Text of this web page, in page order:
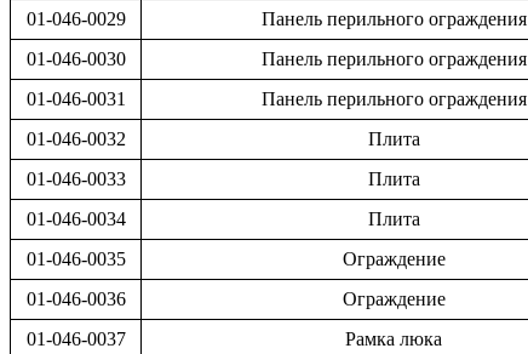
01-046-0029
Панель перильного ограждения
01-046-0030
Панель перильного ограждения
01-046-0031
Панель перильного ограждения
01-046-0032
Плита
01-046-0033
Плита
01-046-0034
Плита
01-046-0035
Ограждение
01-046-0036
Ограждение
01-046-0037
Рамка люка